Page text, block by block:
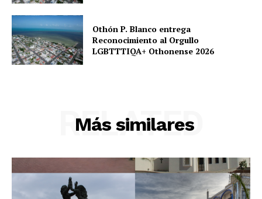
Othón P. Blanco entrega
Reconocimiento al Orgullo
LGBTTTIQA+ Othonense 2026
Más similares
RELATED